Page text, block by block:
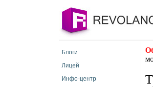
Блоги
Лицей
Инфо-центр